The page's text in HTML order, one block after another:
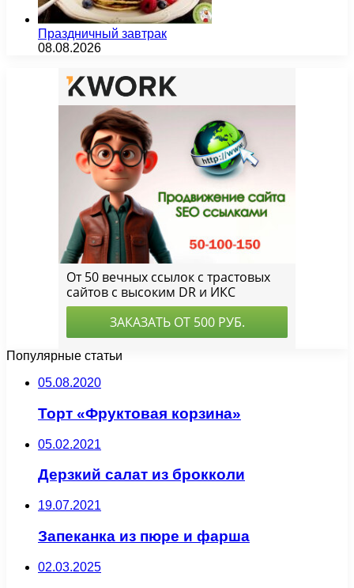
Праздничный завтрак
08.08.2026
Популярные статьи
05.08.2020
Торт «Фруктовая корзина»
05.02.2021
Дерзкий салат из брокколи
19.07.2021
Запеканка из пюре и фарша
02.03.2025